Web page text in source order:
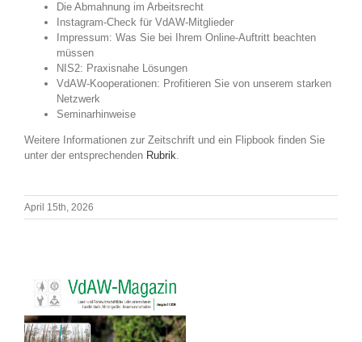
Die Abmahnung im Arbeitsrecht
Instagram-Check für VdAW-Mitglieder
Impressum: Was Sie bei Ihrem Online-Auftritt beachten
müssen
NIS2: Praxisnahe Lösungen
VdAW-Kooperationen: Profitieren Sie von unserem starken
Netzwerk
Seminarhinweise
Weitere Informationen zur Zeitschrift und ein Flipbook finden Sie
unter der entsprechenden Rubrik.
April 15th, 2026